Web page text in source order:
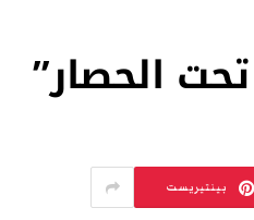
الحصار”
بينتيريست